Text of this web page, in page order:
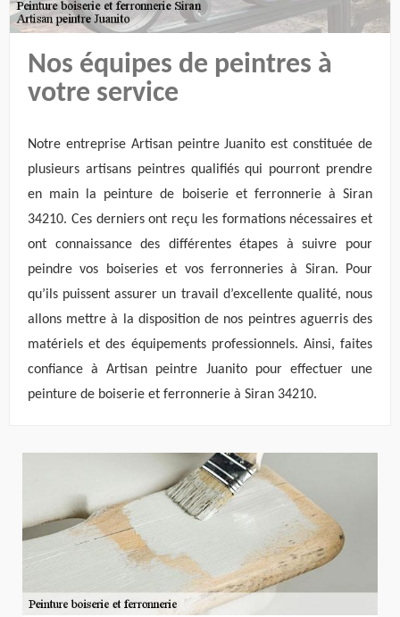
Nos équipes de peintres à
votre service
Notre entreprise Artisan peintre Juanito est constituée de
plusieurs artisans peintres qualifiés qui pourront prendre
en main la peinture de boiserie et ferronnerie à Siran
34210. Ces derniers ont reçu les formations nécessaires et
ont connaissance des différentes étapes à suivre pour
peindre vos boiseries et vos ferronneries à Siran. Pour
qu’ils puissent assurer un travail d’excellente qualité, nous
allons mettre à la disposition de nos peintres aguerris des
matériels et des équipements professionnels. Ainsi, faites
confiance à Artisan peintre Juanito pour effectuer une
peinture de boiserie et ferronnerie à Siran 34210.